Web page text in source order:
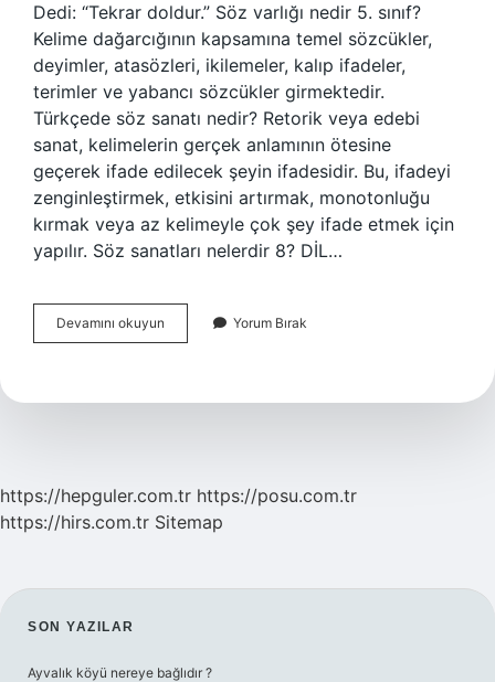
Dedi: “Tekrar doldur.” Söz varlığı nedir 5. sınıf?
Kelime dağarcığının kapsamına temel sözcükler,
deyimler, atasözleri, ikilemeler, kalıp ifadeler,
terimler ve yabancı sözcükler girmektedir.
Türkçede söz sanatı nedir? Retorik veya edebi
sanat, kelimelerin gerçek anlamının ötesine
geçerek ifade edilecek şeyin ifadesidir. Bu, ifadeyi
zenginleştirmek, etkisini artırmak, monotonluğu
kırmak veya az kelimeyle çok şey ifade etmek için
yapılır. Söz sanatları nelerdir 8? DİL…
Devamını okuyun
Sınıf
Nelerdir
Yorum Bırak
https://hepguler.com.tr https://posu.com.tr
https://hirs.com.tr Sitemap
SIDEBAR
SON YAZILAR
Ayvalık köyü nereye bağlıdır ?